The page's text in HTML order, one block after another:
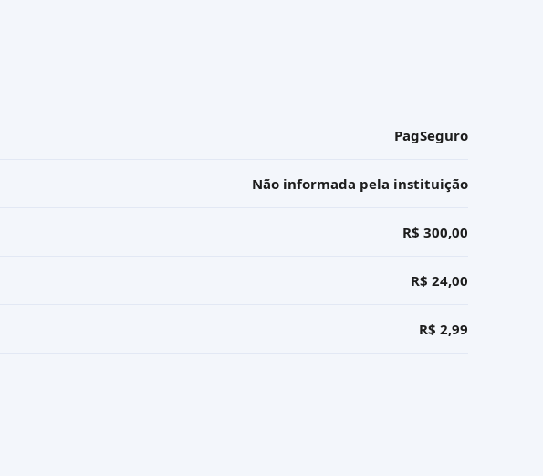
PagSeguro
Não informada pela instituição
R$ 300,00
R$ 24,00
R$ 2,99